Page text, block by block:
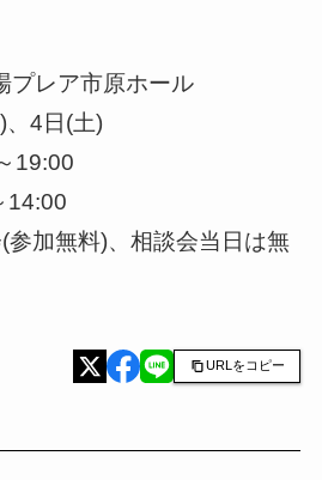
プレア市原ホール
、4日(土)
19:00
参加無料)、相談会当日は無
URLをコピー